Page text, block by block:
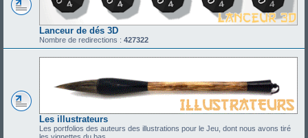
Lanceur de dés 3D
Nombre de redirections : 427322
Les illustrateurs
Les portfolios des auteurs des illustrations pour le Jeu, dont nous avons tiré